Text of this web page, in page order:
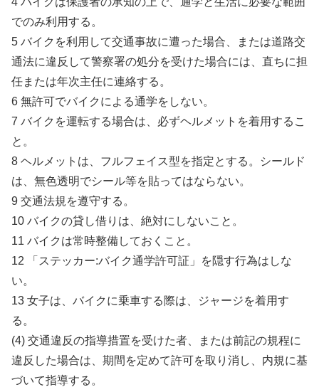
でのみ利用する。
5 バイクを利用して交通事故に遭った場合、または道路交
通法に違反して警察署の処分を受けた場合には、直ちに担
任または年次主任に連絡する。
6 無許可でバイクによる通学をしない。
7 バイクを運転する場合は、必ずヘルメットを着用するこ
と。
8 ヘルメットは、フルフェイス型を指定とする。シールド
は、無色透明でシール等を貼ってはならない。
9 交通法規を遵守する。
10 バイクの貸し借りは、絶対にしないこと。
11 バイクは常時整備しておくこと。
12 「ステッカー:バイク通学許可証」を隠す行為はしな
い。
13 女子は、バイクに乗車する際は、ジャージを着用す
る。
(4) 交通違反の指導措置を受けた者、または前記の規程に
違反した場合は、期間を定めて許可を取り消し、内規に基
づいて指導する。